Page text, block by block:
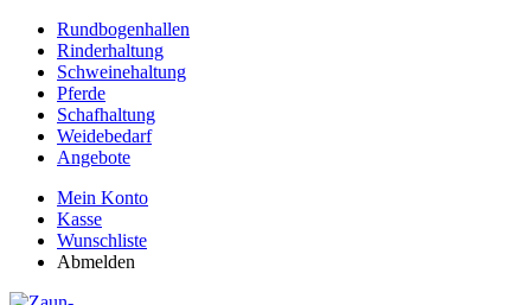
Rundbogenhallen
Rinderhaltung
Schweinehaltung
Pferde
Schafhaltung
Weidebedarf
Angebote
Mein Konto
Kasse
Wunschliste
Abmelden